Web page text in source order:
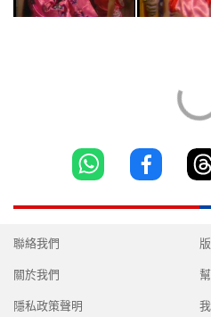
聯絡我們
關於我們
隱私政策聲明